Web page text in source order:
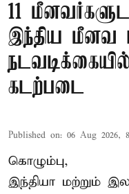
11
இந்திய மீனவ
கடற்படை
Published on: 06 Aug 2026,
கொழும்பு,
இந்தியா மற்றும்